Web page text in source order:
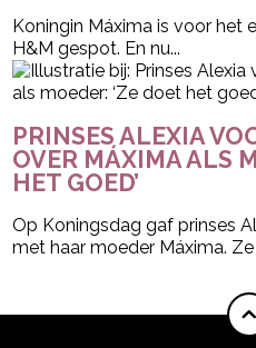
Koningin Máxima is voor het
H&M gespot. En nu...
PRINSES ALEXIA
OVER MÁXIMA ALS
HET GOED’
Op Koningsdag gaf prinses
met haar moeder Máxima.